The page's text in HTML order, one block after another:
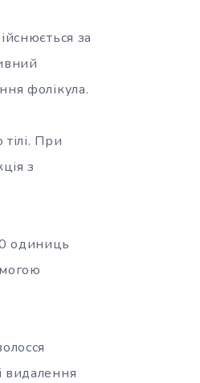
за
фолікула.
При
з
одиниць
видалення